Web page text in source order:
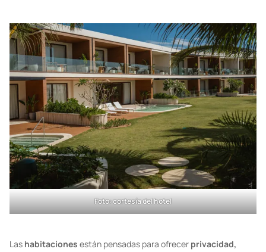
Foto: cortesía del hotel
Las habitaciones están pensadas para ofrecer privacidad,